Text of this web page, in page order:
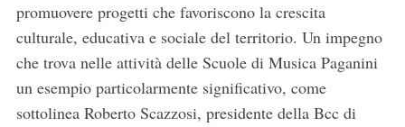
promuovere progetti che favoriscono la crescita
culturale, educativa e sociale del territorio. Un impegno
che trova nelle attività delle Scuole di Musica Paganini
un esempio particolarmente significativo, come
sottolinea Roberto Scazzosi, presidente della Bcc di